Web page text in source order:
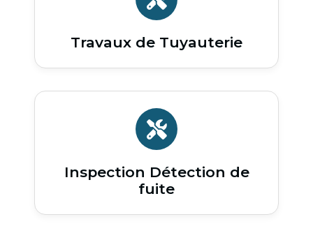
Travaux de Tuyauterie
Inspection Détection de
fuite